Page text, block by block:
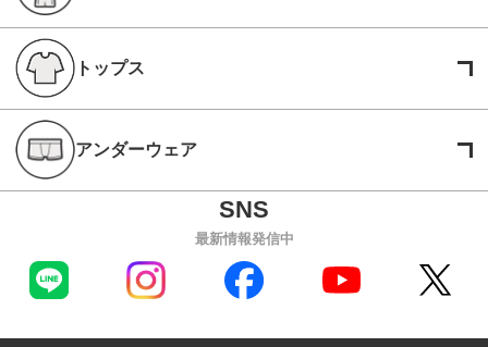
トップス
アンダーウェア
最新情報発信中